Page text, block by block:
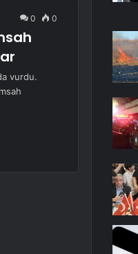
0 0
vurdu.